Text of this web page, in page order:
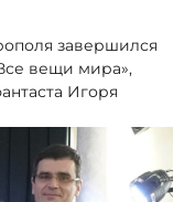
завершился
вещи мира»,
Игоря